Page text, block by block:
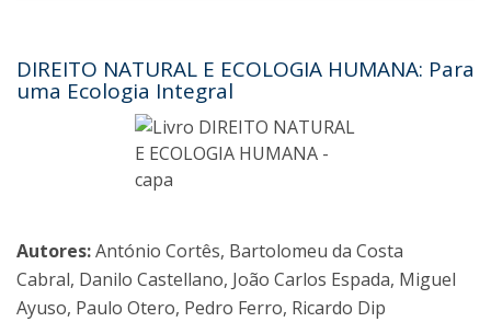
DIREITO NATURAL E ECOLOGIA HUMANA: Para
uma Ecologia Integral
Autores:António Cortês, Bartolomeu da Costa
Cabral, Danilo Castellano, João Carlos Espada, Miguel
Ayuso, Paulo Otero, Pedro Ferro, Ricardo Dip